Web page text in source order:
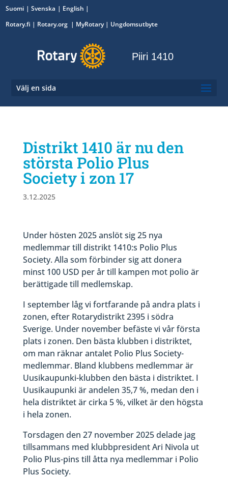
Suomi Svenska
English
Rotary.fi | Rotary.org | MyRotary| Ungdomsutbyte
Piiri 1410
Välj en sida
Distrikt 1410 är nu den
största Polio Plus
Society i zon 17
3.12.2025
Under hösten 2025 anslöt sig 25 nya
medlemmar till distrikt 1410:s Polio Plus
Society. Alla som förbinder sig att donera
minst 100 USD per år till kampen mot polio är
berättigade till medlemskap.
I september låg vi fortfarande på andra plats i
zonen, efter Rotarydistrikt 2395 i södra
Sverige. Under november befäste vi vår första
plats i zonen. Den bästa klubben i distriktet,
om man räknar antalet Polio Plus Society-
medlemmar. Bland klubbens medlemmar är
Uusikaupunki-klubben den bästa i distriktet. I
Uusikaupunki är andelen 35,7 %, medan den i
hela distriktet är cirka 5 %, vilket är den högsta
i hela zonen.
Torsdagen den 27 november 2025 delade jag
tillsammans med klubbpresident Ari Nivola ut
Polio Plus-pins till åtta nya medlemmar i Polio
Plus Society.